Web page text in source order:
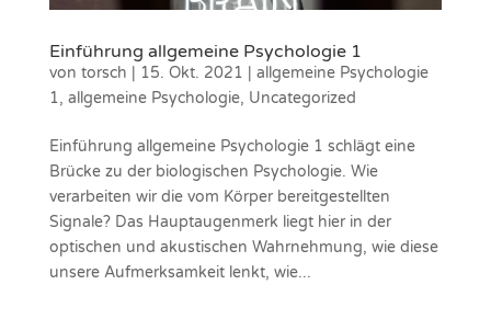
Einführung allgemeine Psychologie 1
von torsch 15. Okt. 2021
allgemeine Psychologie
1, allgemeine Psychologie, Uncategorized
Einführung allgemeine Psychologie 1 schlägt eine
Brücke zu der biologischen Psychologie. Wie
verarbeiten wir die vom Körper bereitgestellten
Signale? Das Hauptaugenmerk liegt hier in der
optischen und akustischen Wahrnehmung, wie diese
unsere Aufmerksamkeit lenkt, wie...